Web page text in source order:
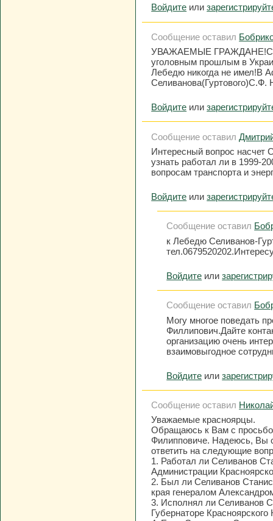
Войдите или
Сообщение оставил
УВАЖАЕМЫЕ
уголовным прошлым в
Лебедю никогда не имел!В
Войдите или
Сообщение оставил
Интересный вопрос насчет
узнать работал ли в 1999-
вопросам транспорта и
Войдите или
Сообщение оставил
к Лебедю Селиванов-
Войдите или
Сообщение оставил
Могу многое поведать
Филлипович.Дайте
организацию очень
взаимовыгодное
Войдите или
Сообщение оставил
Уважаемые красноярцы.
Обращаюсь к Вам с
Филипповиче. Надеюсь, Вы
ответить на следующие
1. Работал ли Селиванов
Администрации
2. Был ли Селиванов
края генералом
3. Исполнял ли Селиванов
Губернаторе